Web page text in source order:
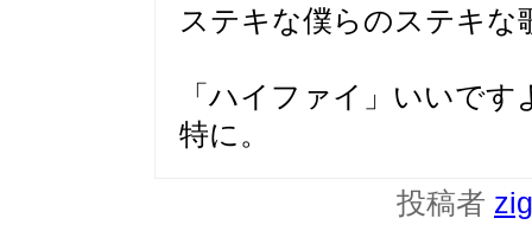
ステキな僕らのステキ
「ハイファイ」いいで
特に。
投稿者